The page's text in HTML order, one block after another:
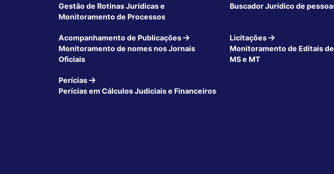
Gestão de Rotinas Jurídicas e
Monitoramento de Processos
Buscador Jurídico de
Acompanhamento de Publicações
Monitoramento de nomes nos Jornais
Oficiais
Licitações
Monitoramento de Editais
MS e MT
Perícias
Perícias em Cálculos Judiciais e Financeiros